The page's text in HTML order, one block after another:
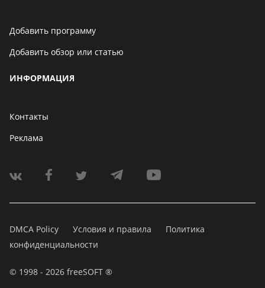
Добавить программу
Добавить обзор или статью
ИНФОРМАЦИЯ
Контакты
Реклама
DMCA Policy Условия и правила
Политика
конфиденциальности
© 1998 - 2026 freeSOFT ®